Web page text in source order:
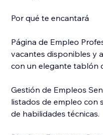
Por qué te encantará
Página de Empleo
vacantes disponibles y
con un elegante tablón
Gestión de Empleos
listados de empleo con
de habilidades técnicas.